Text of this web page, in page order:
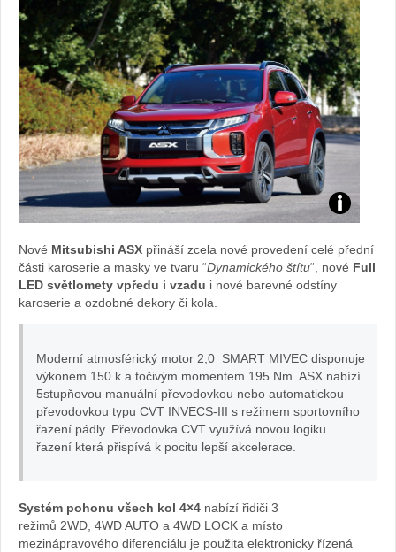
Zdroj:
fotobanka
Nové Mitsubishi ASX přináší zcela nové provedení celé přední
části karoserie a masky ve tvaru “Dynamického štítu“, nové Full
LED světlomety vpředu i vzadu i nové barevné odstíny
karoserie a ozdobné dekory či kola.
Moderní atmosférický motor 2,0 SMART MIVEC disponuje
výkonem 150 k a točivým momentem 195 Nm. ASX nabízí
5stupňovou manuální převodovkou nebo automatickou
převodovkou typu CVT INVECS-III s režimem sportovního
řazení pádly. Převodovka CVT využívá novou logiku
řazení která přispívá k pocitu lepší akcelerace.
Systém pohonu všech kol 4×4 nabízí řidiči 3
režimů 2WD, 4WD AUTO a 4WD LOCK a místo
mezinápravového diferenciálu je použita elektronicky řízená